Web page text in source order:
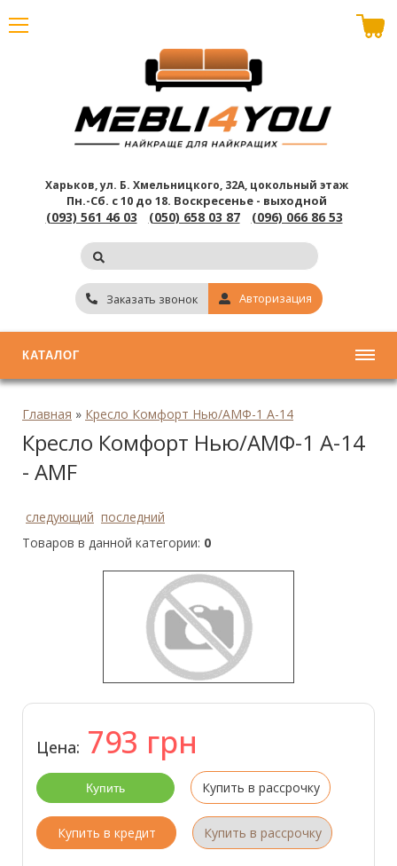
Харьков, ул. Б. Хмельницкого, 32А, цокольный этаж
Пн.-Сб. с 10 до 18. Воскресенье - выходной
(093) 561 46 03 (050) 658 03 87 (096) 066 86 53
Заказать звонок Авторизация
КАТАЛОГ
Главная » Кресло Комфорт Нью/АМФ-1 А-14
Кресло Комфорт Нью/АМФ-1 А-14
- AMF
следующий последний
Товаров в данной категории: 0
Цена: 793 грн
Купить в рассрочку
Купить в кредит Купить в рассрочку
В корзине пусто